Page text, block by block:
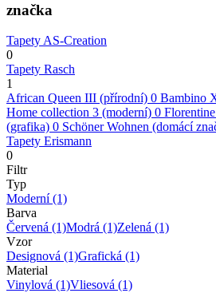
značka
Tapety AS-Creation
0
Tapety Rasch
1
African Queen III (přírodní) 0 Bambino
Home collection 3 (moderní) 0
(grafika) 0 Schöner Wohnen (domácí
Tapety Erismann
0
Filtr
Typ
Moderní(1)
Barva
Červená (1)Modrá (1)Zelená (1)
Vzor
Designová (1)Grafická (1)
Material
Vinylová (1)Vliesová (1)